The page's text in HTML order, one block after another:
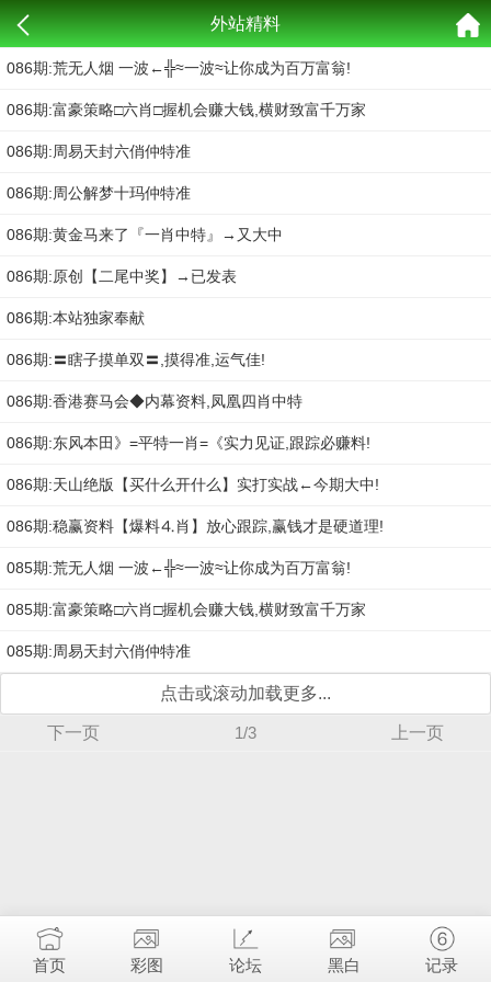
外站精料
086期:荒无人烟 一波←╬≈一波≈让你成为百万富翁!
086期:富豪策略□六肖□握机会赚大钱,横财致富千万家
086期:周易天封六俏仲特准
086期:周公解梦十玛仲特准
086期:黄金马来了『一肖中特』→又大中
086期:原创【二尾中奖】→已发表
086期:本站独家奉献
086期:〓瞎子摸单双〓,摸得准,运气佳!
086期:香港赛马会◆内幕资料,凤凰四肖中特
086期:东风本田》=平特一肖=《实力见证,跟踪必赚料!
086期:天山绝版【买什么开什么】实打实战←今期大中!
086期:稳赢资料【爆料⒋肖】放心跟踪,赢钱才是硬道理!
085期:荒无人烟 一波←╬≈一波≈让你成为百万富翁!
085期:富豪策略□六肖□握机会赚大钱,横财致富千万家
085期:周易天封六俏仲特准
点击或滚动加载更多...
下一页 1/3 上一页
首页 彩图 论坛 黑白 记录